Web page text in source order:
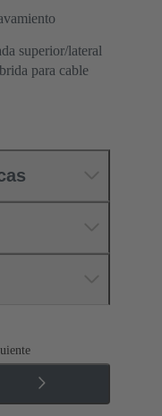
superior/lateral
para cable